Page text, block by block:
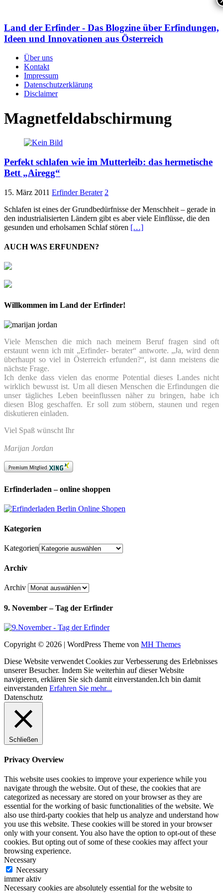
Land der Erfinder - Das Blogzine über Erfindungen,
Ideen und Innovationen aus Österreich
Über uns
Kontakt
Impressum
Datenschutzerklärung
Disclaimer
Magnetfeldabschirmung
Perfekt schlafen wie im Mutterleib: das hermetische
Bett „Airegg“
15. März 2011 Erfinder Berater 2
Schlafen ist eines der Grundbedürfnisse der Menschheit – gerade in
den industrialisierten Ländern gibt es aber viele Einflüsse, die den
gesunden und erholsamen Schlaf stören […]
AUCH WAS ERFUNDEN?
Willkommen im Land der Erfinder!
Viele Menschen die mich nach meinem Beruf fragen sind oft
erstaunt wenn ich mit „Erfinder- berater“ antworte. „Ja, wird denn
überhaupt so viel in Österreich erfunden?“, ist dann meistens die
nächste Frage.
Ich denke dass vielen das enorme Potential dieses Landes nicht
wirklich bewusst ist. Um all diesen Menschen die Erfindungen die
unser tägliches Leben beeinflussen näher zu bringen, habe ich
diesen Blog geschaffen. Er soll zum stöbern, staunen und regen
diskutieren einladen.
Viel Spaß wünscht Ihr
Marijan Jordan
Erfinderladen – online shoppen
Kategorien
Kategorien
Archiv
Archiv
9. November – Tag der Erfinder
Copyright © 2026 | WordPress Theme von MH Themes
Diese Website verwendet Cookies zur Verbesserung des Erlebnisses
unserer Besucher. Indem Sie weiterhin auf dieser Website
navigieren, erklären Sie sich damit einverstanden.Ich bin damit
einverstanden Erfahren Sie mehr...
Datenschutz
Schließen
Privacy Overview
This website uses cookies to improve your experience while you
navigate through the website. Out of these, the cookies that are
categorized as necessary are stored on your browser as they are
essential for the working of basic functionalities of the website. We
also use third-party cookies that help us analyze and understand how
you use this website. These cookies will be stored in your browser
only with your consent. You also have the option to opt-out of these
cookies. But opting out of some of these cookies may affect your
browsing experience.
Necessary
Necessary
immer aktiv
Necessary cookies are absolutely essential for the website to